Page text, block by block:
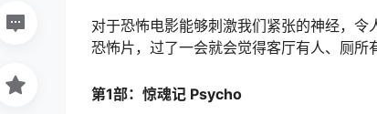
对于恐怖电影能够刺激我们紧张的神经，
恐怖片，过了一会就会觉得客厅有人、厕
第1部：惊魂记 Psycho